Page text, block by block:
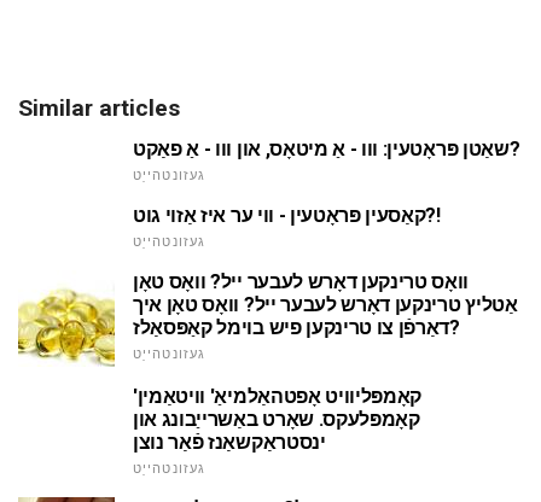
Similar articles
שאַטן פּראָטעין: ווו - אַ מיטאָס, און ווו - אַ פאַקט?
געזונטהייַט
קאַסעין פּראָטעין - ווי ער איז אַזוי גוט?!
געזונטהייַט
וואָס טרינקען דאָרש לעבער ייל? וואָס טאָן
אַטליץ טרינקען דאָרש לעבער ייל? וואָס טאָן איך
דאַרפֿן צו טרינקען פיש בוימל קאַפּסאַלז?
געזונטהייַט
'קאָמפּליוויט אָפטהאַלמיאַ' וויטאַמין
קאָמפּלעקס. שאָרט באַשרייַבונג און
ינסטראַקשאַנז פֿאַר נוצן
געזונטהייַט